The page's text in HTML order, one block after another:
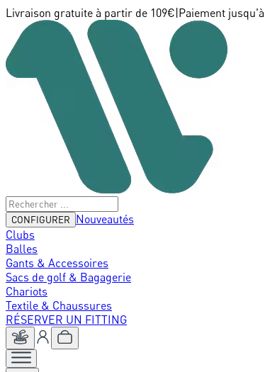
Livraison gratuite à partir de 109€ Paiement
CONFIGURER
Nouveautés
Clubs
Balles
Gants & Accessoires
Sacs de golf & Bagagerie
Chariots
Textile & Chaussures
RÉSERVER UN FITTING